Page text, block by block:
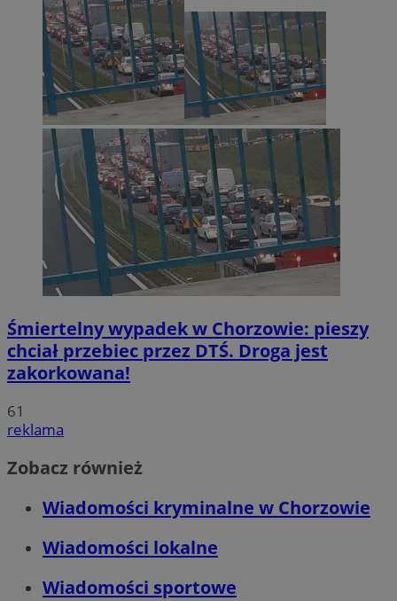
Śmiertelny wypadek w Chorzowie: pieszy
chciał przebiec przez DTŚ. Droga jest
zakorkowana!
61
reklama
Zobacz również
Wiadomości kryminalne w Chorzowie
Wiadomości lokalne
Wiadomości sportowe